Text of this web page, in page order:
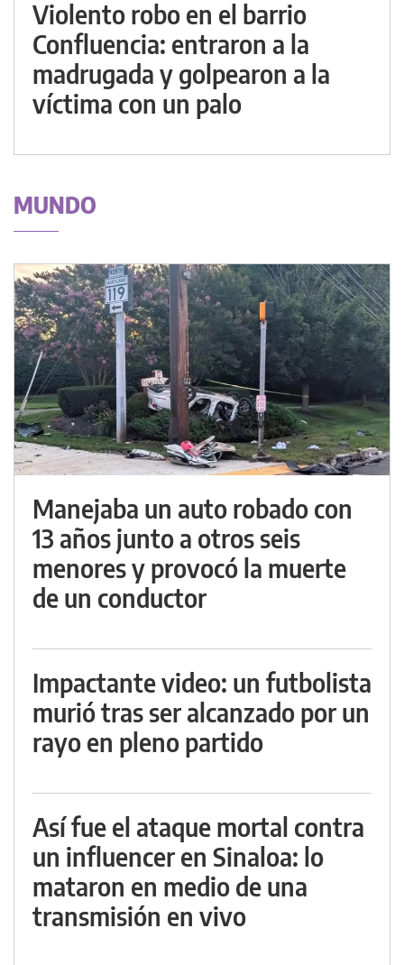
Violento robo en el barrio
Confluencia: entraron a la
madrugada y golpearon a la
víctima con un palo
MUNDO
Manejaba un auto robado con
13 años junto a otros seis
menores y provocó la muerte
de un conductor
Impactante video: un futbolista
murió tras ser alcanzado por un
rayo en pleno partido
Así fue el ataque mortal contra
un influencer en Sinaloa: lo
mataron en medio de una
transmisión en vivo